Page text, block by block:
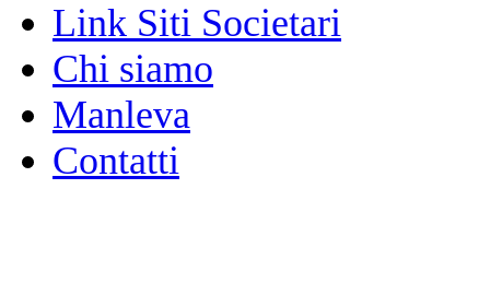
Link Siti Societari
Chi siamo
Manleva
Contatti